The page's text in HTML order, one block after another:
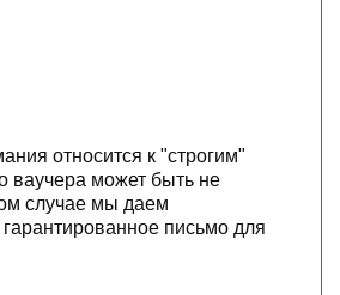
относится к "строгим"
ваучера может быть не
случае мы даем
письмо для